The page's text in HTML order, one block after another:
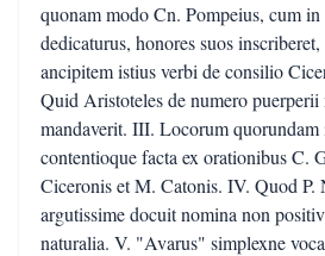
quonam modo Cn. Pompeius, cum
dedicaturus, honores suos
ancipitem istius verbi de consilio
Quid Aristoteles de numero puerperii
mandaverit. III. Locorum
contentioque facta ex orationibus C.
Ciceronis et M. Catonis. IV. Quod P.
argutissime docuit nomina non
naturalia. V. "Avarus" simplexne